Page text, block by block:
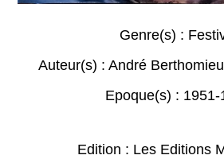
Genre(s) :
Auteur(s) : André Berthomieu
Epoque(s) : 1951-
Edition : Les Editions